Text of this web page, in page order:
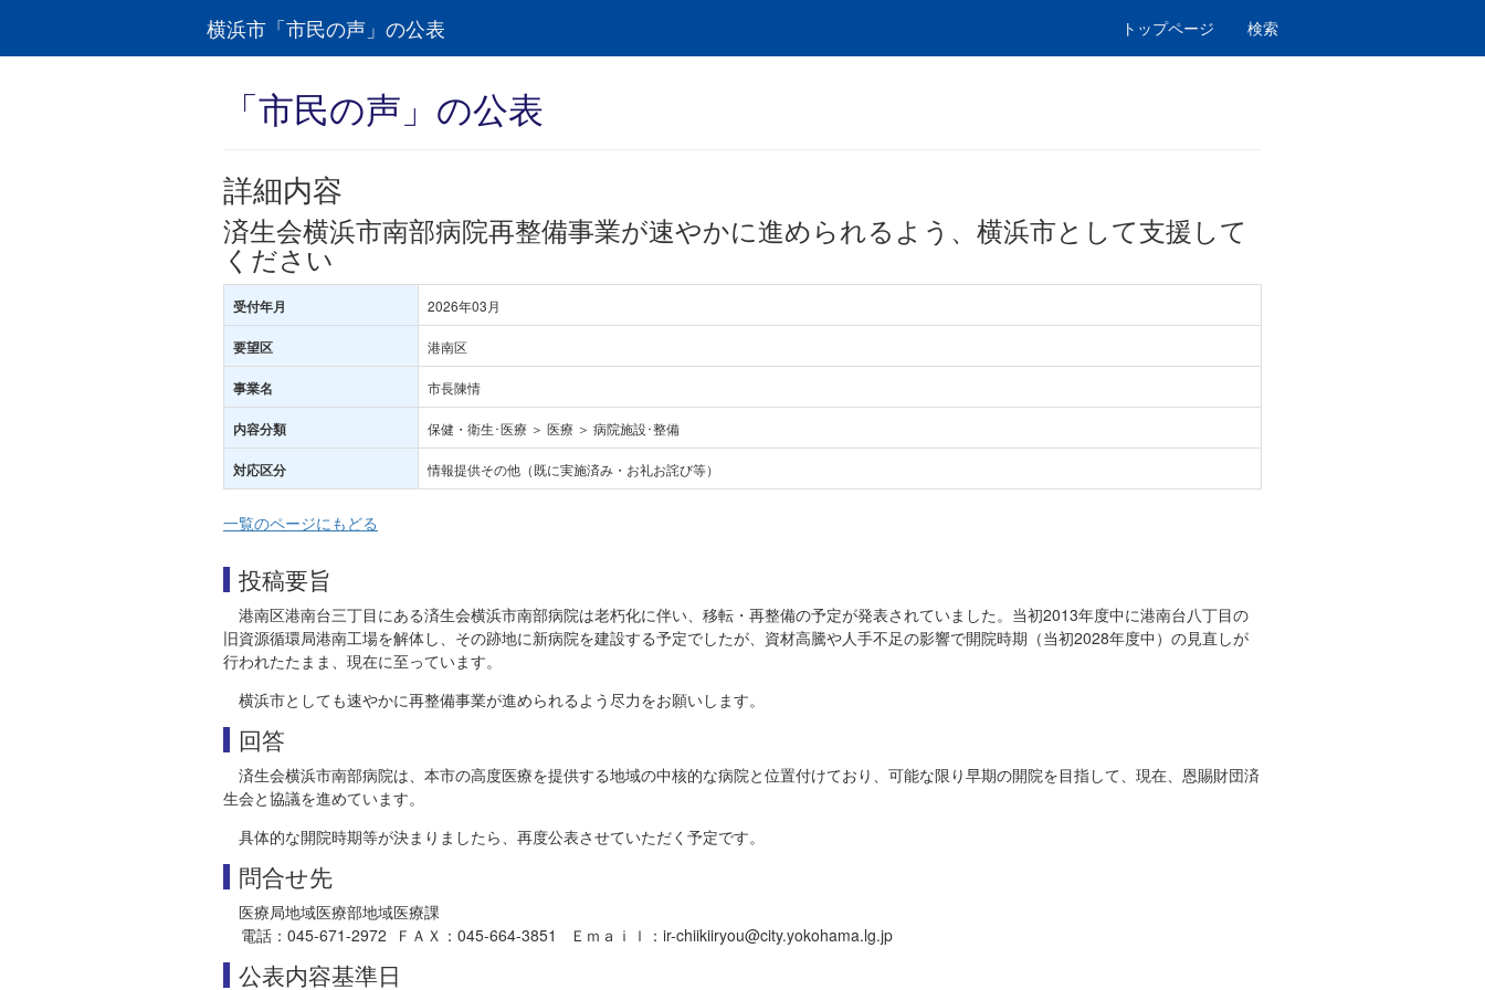
横浜市「市民の声」の公表 トップページ 検索
「市民の声」の公表
詳細内容
済生会横浜市南部病院再整備事業が速やかに進められるよう、横浜市として支援して
ください
受付年月 2026年03月
要望区 港南区
事業名 市長陳情
内容分類 保健・衛生･医療 ＞ 医療 ＞ 病院施設･整備
対応区分 情報提供その他（既に実施済み・お礼お詫び等）
一覧のページにもどる
投稿要旨
港南区港南台三丁目にある済生会横浜市南部病院は老朽化に伴い、移転・再整備の予定が発表されていました。当初2013年度中に港南台八丁目の
旧資源循環局港南工場を解体し、その跡地に新病院を建設する予定でしたが、資材高騰や人手不足の影響で開院時期（当初2028年度中）の見直しが
行われたたまま、現在に至っています。
横浜市としても速やかに再整備事業が進められるよう尽力をお願いします。
回答
済生会横浜市南部病院は、本市の高度医療を提供する地域の中核的な病院と位置付けており、可能な限り早期の開院を目指して、現在、恩賜財団済
生会と協議を進めています。
具体的な開院時期等が決まりましたら、再度公表させていただく予定です。
問合せ先
医療局地域医療部地域医療課
電話：045-671-2972 ＦＡＸ：045-664-3851 Ｅｍａｉｌ：ir-chiikiiryou@city.yokohama.lg.jp
公表内容基準日